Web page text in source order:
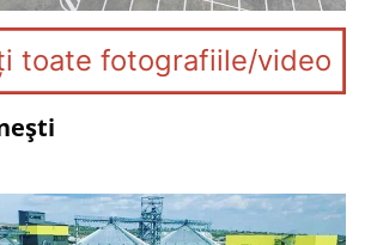
toate fotografiile/video